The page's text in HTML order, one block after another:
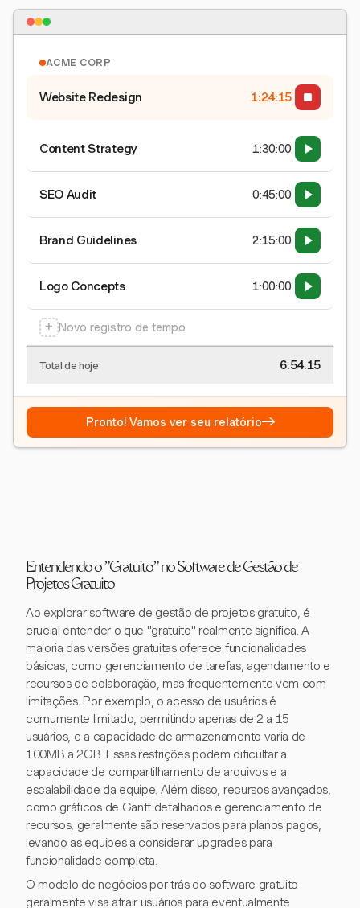
ACME CORP
Website Redesign 1:24:15
Content Strategy 1:30:00
SEO Audit 0:45:00
Brand Guidelines 2:15:00
Logo Concepts 1:00:00
+ Novo registro de tempo
Total de hoje 6:54:15
Pronto! Vamos ver seu relatório→
Entendendo o "Gratuito" no Software de Gestão de
Projetos Gratuito
Ao explorar software de gestão de projetos gratuito, é
crucial entender o que "gratuito" realmente significa. A
maioria das versões gratuitas oferece funcionalidades
básicas, como gerenciamento de tarefas, agendamento e
recursos de colaboração, mas frequentemente vem com
limitações. Por exemplo, o acesso de usuários é
comumente limitado, permitindo apenas de 2 a 15
usuários, e a capacidade de armazenamento varia de
100MB a 2GB. Essas restrições podem dificultar a
capacidade de compartilhamento de arquivos e a
escalabilidade da equipe. Além disso, recursos avançados,
como gráficos de Gantt detalhados e gerenciamento de
recursos, geralmente são reservados para planos pagos,
levando as equipes a considerar upgrades para
funcionalidade completa.
O modelo de negócios por trás do software gratuito
geralmente visa atrair usuários para eventualmente